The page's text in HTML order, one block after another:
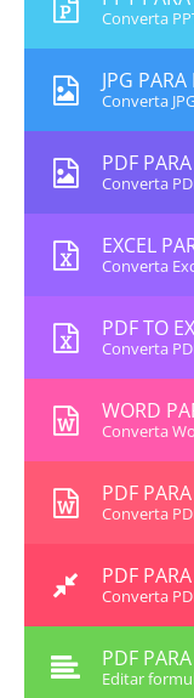
Converta
JPG PARA
Converta
PDF PARA
Converta
EXCEL
Converta
PDF TO
Converta
WORD
Converta
PDF
Converta
PDF
Converta
PDF
Editar